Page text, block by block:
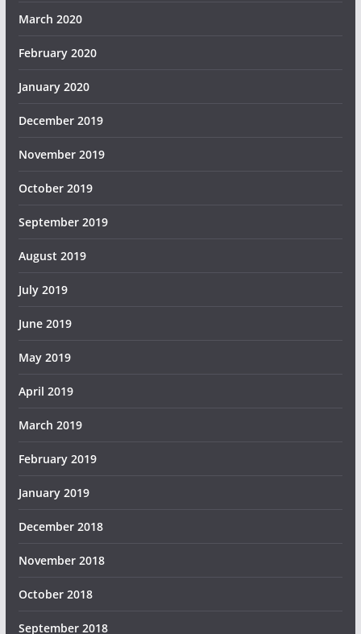
March 2020
February 2020
January 2020
December 2019
November 2019
October 2019
September 2019
August 2019
July 2019
June 2019
May 2019
April 2019
March 2019
February 2019
January 2019
December 2018
November 2018
October 2018
September 2018